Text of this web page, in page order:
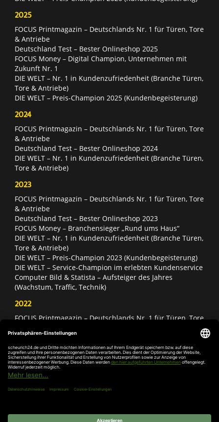
2025
FOCUS Printmagazin – Deutschlands Nr. 1 für Türen, Tore
& Antriebe
Deutschland Test – Bester Onlineshop 2025
FOCUS Money – Digital Champion, Unternehmen mit
Zukunft Nr. 1
DIE WELT – Nr. 1 in Kundenzufriedenheit (Branche Türen,
Tore & Antriebe)
DIE WELT – Preis-Champion 2025 (Kundenbegeisterung)
2024
FOCUS Printmagazin – Deutschlands Nr. 1 für Türen, Tore
& Antriebe
Deutschland Test – Bester Onlineshop 2024
DIE WELT – Nr. 1 in Kundenzufriedenheit (Branche Türen,
Tore & Antriebe)
2023
FOCUS Printmagazin – Deutschlands Nr. 1 für Türen, Tore
& Antriebe
Deutschland Test – Bester Onlineshop 2023
FOCUS Money – Branchensieger „Rund ums Haus“
DIE WELT – Nr. 1 in Kundenzufriedenheit (Branche Türen,
Tore & Antriebe)
DIE WELT – Preis-Champion 2023 (Kundenbegeisterung)
DIE WELT – Service-Champion im erlebten Kundenservice
Computer Bild & Statista – Aufsteiger des Jahres
(Wachstum, Traffic, Technik)
2022
FOCUS Printmagazin – Deutschlands Nr. 1 für Türen, Tore
Deutschland Test – Bester Onlineshop 2022
FOCUS Money – Branchensieger „Rund ums Haus“
DIE WELT – Service-Champion im erlebten Kundenservice
DIE WELT – Branchengewinner Gold-Rang (Türen, Tore &
Antriebe)